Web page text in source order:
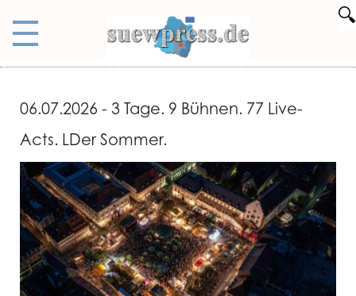
🔍
06.07.2026 - 3 Tage. 9 Bühnen. 77 Live-
Acts. LDer Sommer.